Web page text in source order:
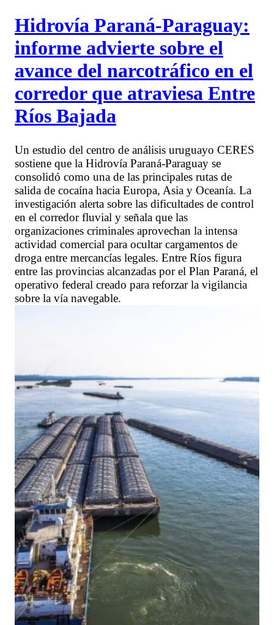
Hidrovía Paraná-Paraguay:
informe advierte sobre el
avance del narcotráfico en el
corredor que atraviesa Entre
Ríos Bajada
Un estudio del centro de análisis uruguayo CERES
sostiene que la Hidrovía Paraná-Paraguay se
consolidó como una de las principales rutas de
salida de cocaína hacia Europa, Asia y Oceanía. La
investigación alerta sobre las dificultades de control
en el corredor fluvial y señala que las
organizaciones criminales aprovechan la intensa
actividad comercial para ocultar cargamentos de
droga entre mercancías legales. Entre Ríos figura
entre las provincias alcanzadas por el Plan Paraná, el
operativo federal creado para reforzar la vigilancia
sobre la vía navegable.